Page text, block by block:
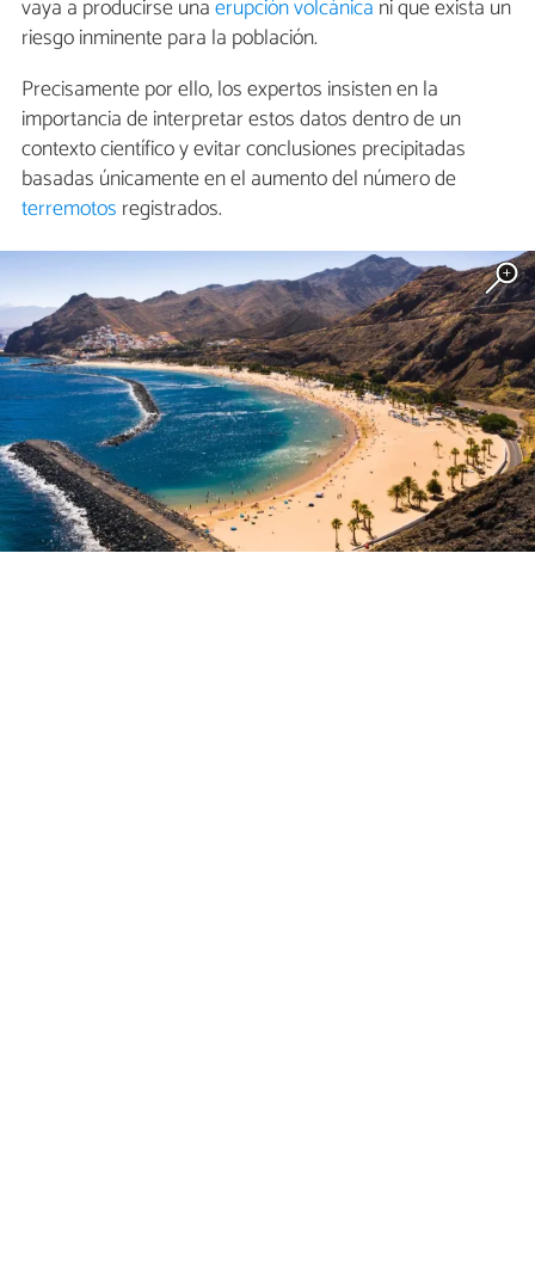
vaya a producirse unaerupción volcánica ni que exista un
riesgo inminente para la población.
Precisamente por ello, los expertos insisten en la
importancia de interpretar estos datos dentro de un
contexto científico y evitar conclusiones precipitadas
basadas únicamente en el aumento del número de
terremotos registrados.